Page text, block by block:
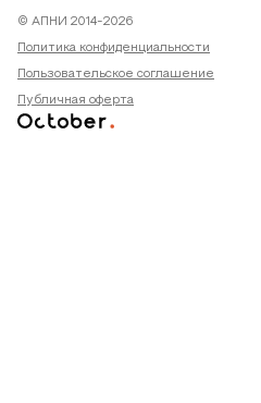
© АПНИ 2014-2026
Политика конфиденциальности
Пользовательское соглашение
Публичная оферта